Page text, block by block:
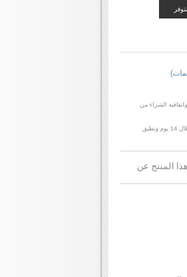
الشراء من
> يمكن الاسترجاع والاستبدال خلال 14 يوم وتطبق
المنتج عن